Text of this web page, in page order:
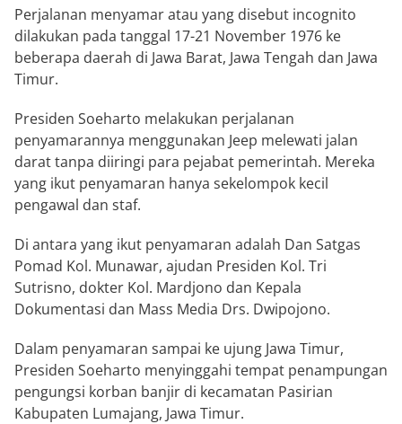
Perjalanan menyamar atau yang disebut incognito
dilakukan pada tanggal 17-21 November 1976 ke
beberapa daerah di Jawa Barat, Jawa Tengah dan Jawa
Timur.
Presiden Soeharto melakukan perjalanan
penyamarannya menggunakan Jeep melewati jalan
darat tanpa diiringi para pejabat pemerintah. Mereka
yang ikut penyamaran hanya sekelompok kecil
pengawal dan staf.
Di antara yang ikut penyamaran adalah Dan Satgas
Pomad Kol. Munawar, ajudan Presiden Kol. Tri
Sutrisno, dokter Kol. Mardjono dan Kepala
Dokumentasi dan Mass Media Drs. Dwipojono.
Dalam penyamaran sampai ke ujung Jawa Timur,
Presiden Soeharto menyinggahi tempat penampungan
pengungsi korban banjir di kecamatan Pasirian
Kabupaten Lumajang, Jawa Timur.